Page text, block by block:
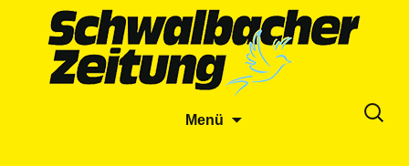
Menü
Suche